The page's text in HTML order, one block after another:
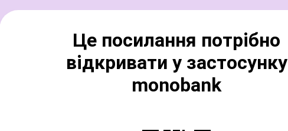
Це посилання потрібно
відкривати у застосунку
monobank